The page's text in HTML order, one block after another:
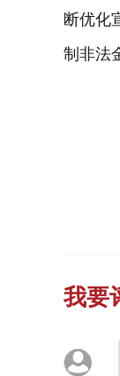
断优化
制非法
我要